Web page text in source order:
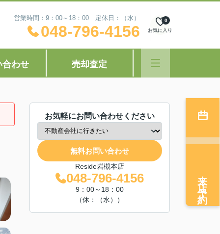
営業時間：9：00～18：00 定休日：（水）
048-796-4156 お気に入り
0
合わせ 売却査定
お気軽にお問い合わせください
無料お問い合わせ
Reside岩槻本店
048-796-4156
9：00～18：00
（休：（水））
来店予約